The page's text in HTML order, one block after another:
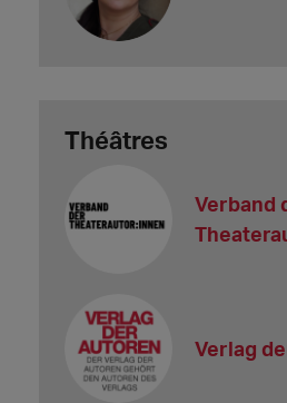
Théâtres
Verband
Verlag